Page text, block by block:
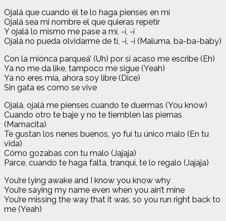
Ojalá que cuando él te lo haga pienses en mí
Ojalá sea mi nombre el que quieras repetir
Y ojalá lo mismo me pase a mí, -í, -í
Ojalá no pueda olvidarme de ti, -i, -i (Maluma, ba-ba-baby)
Con la miónca parqueá’ (Uh) por si acaso me escribe (Eh)
Ya no me da like, tampoco me sigue (Yeah)
Ya no eres mía, ahora soy libre (Dice)
Sin gata es como se vive
Ojalá, ojalá me pienses cuando te duermas (You know)
Cuando otro te baje y no te tiemblen las piernas
(Mamacita)
Te gustan los nenes buenos, yo fui tu único malo (En tu
vida)
Cómo gozabas con tu malo (Jajaja)
Parce, cuando te haga falta, tranqui, te lo regalo (Jajaja)
You’re lying awake and I know you know why
You’re saying my name even when you ain’t mine
You’re missing the way that it was, so you run right back to
me (Yeah)